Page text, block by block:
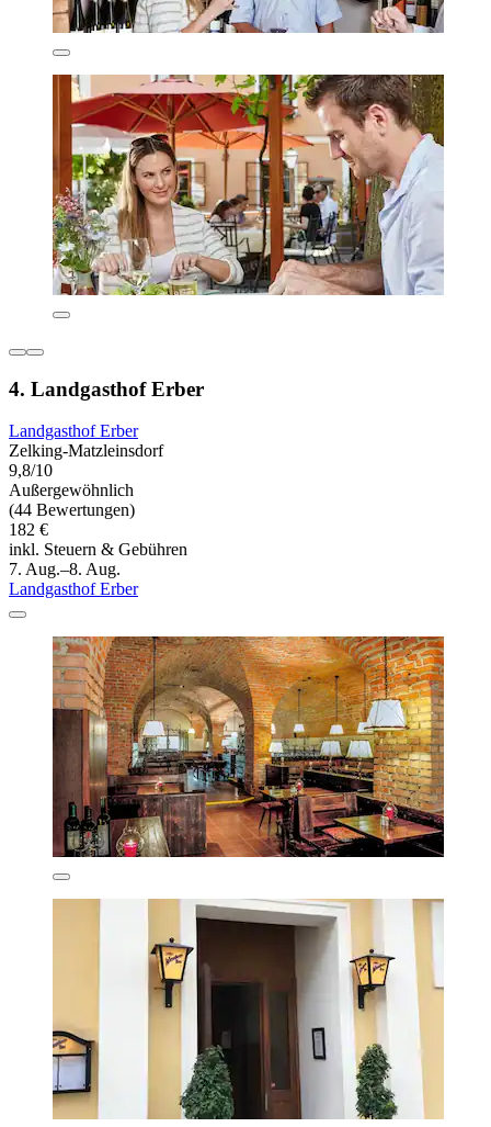
4. Landgasthof Erber
Landgasthof Erber
Zelking-Matzleinsdorf
9,8/10
Außergewöhnlich
(44 Bewertungen)
182 €
inkl. Steuern & Gebühren
7. Aug.–8. Aug.
Landgasthof Erber